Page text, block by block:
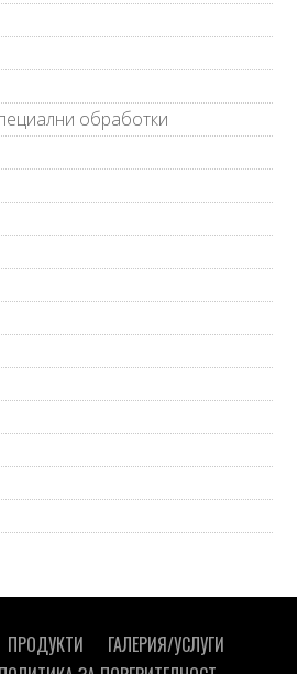
обработки
ПРОДУКТИ
ГАЛЕРИЯ/УСЛУГИ